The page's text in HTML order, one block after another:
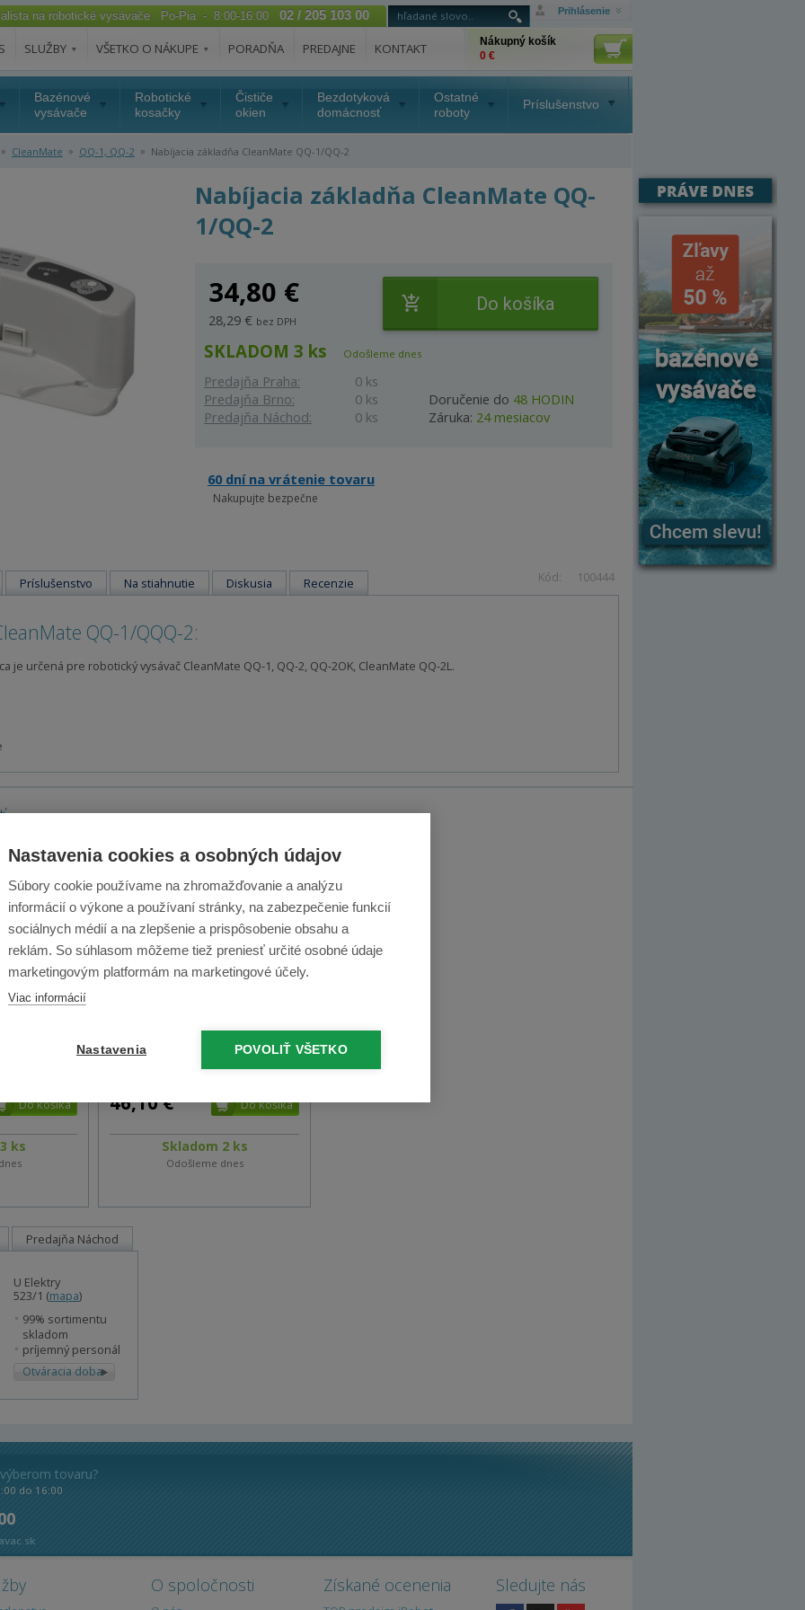
Prihlásenie
na robotické vysávače Po-Pia - 8:00-16:00 02 / 205 103 00
SLUŽBY VŠETKO O NÁKUPE PORADŇA PREDAJNE KONTAKT
Nákupný košík
0 €
Bazénové
vysávače
Robotické
kosačky
Čističe
okien
Bezdotyková
domácnosť
Ostatné
roboty
Príslušenstvo
» CleanMate » QQ-1, QQ-2 » Nabíjacia základňa CleanMate QQ-1/QQ-2
Nabíjacia základňa CleanMate QQ-
1/QQ-2
34,80 €
28,29 € bez DPH
Do košíka
SKLADOM 3 ks Odošleme dnes
Predajňa Praha:
0 ks
Predajňa Brno:
0 ks
Predajňa Náchod:
0 ks
Doručenie do 48 HODIN
Záruka: 24 mesiacov
60 dní na vrátenie tovaru
Nakupujte bezpečne
Kód: 100444
Príslušenstvo Na stiahnutie Diskusia Recenzie
QQ-1/QQQ-2:
je určená pre robotický vysávač CleanMate QQ-1, QQ-2, QQ-2OK, CleanMate QQ-2L.
ks
(88 %) 11 recenzií
46,10 €
Skladom 2 ks
Odošleme dnes
Predajňa Náchod
U Elektry
523/1 (mapa)
99% sortimentu
skladom
príjemný personál
Otváracia doba
tovaru?
do 16:00
O spoločnosti Získané ocenenia Sledujte nás
Nastavenia cookies a osobných údajov
Súbory cookie používame na zhromažďovanie a analýzu
informácií o výkone a používaní stránky, na zabezpečenie funkcií
sociálnych médií a na zlepšenie a prispôsobenie obsahu a
reklám. So súhlasom môžeme tiež preniesť určité osobné údaje
marketingovým platformám na marketingové účely.
Viac informácií
Nastavenia POVOLIŤ VŠETKO